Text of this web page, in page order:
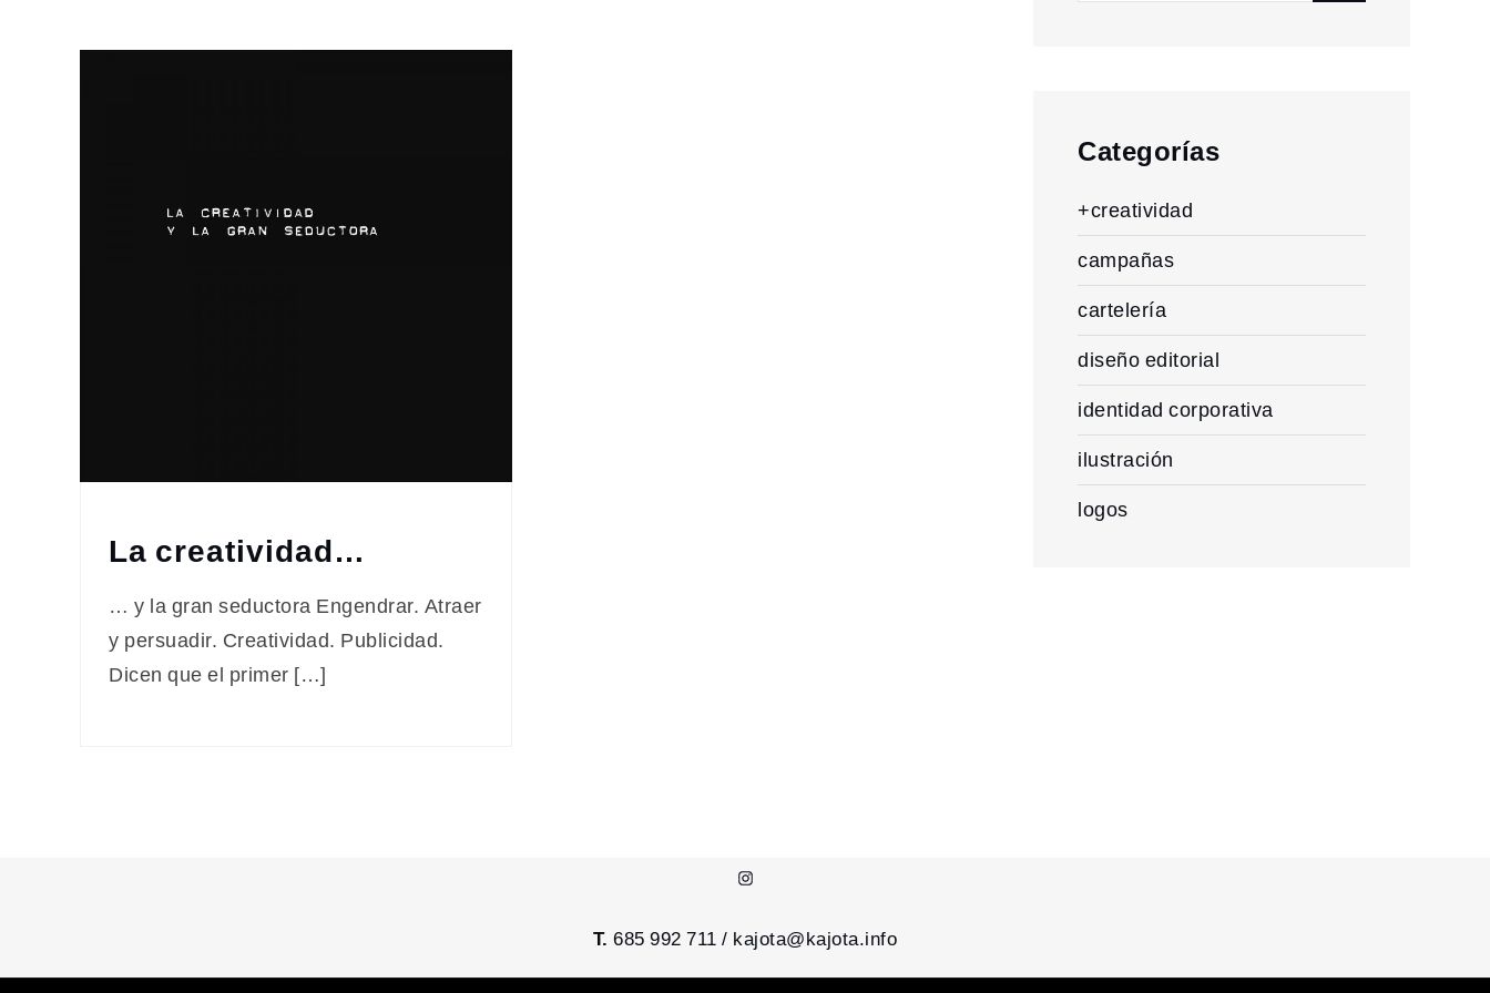
La creatividad…
… y la gran seductora Engendrar. Atraer
y persuadir. Creatividad. Publicidad.
Dicen que el primer […]
Categorías
+creatividad
campañas
cartelería
diseño editorial
identidad corporativa
ilustración
logos
Instagram
T. 685 992 711 / kajota@kajota.info